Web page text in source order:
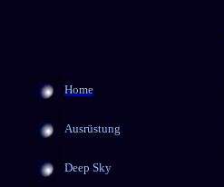
Home
Ausrüstung
Deep Sky